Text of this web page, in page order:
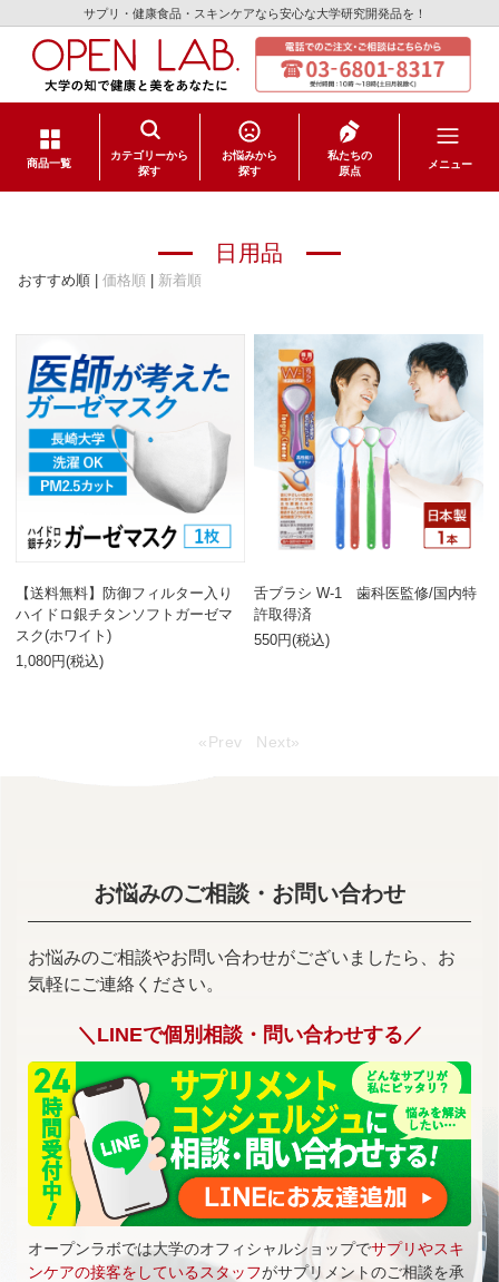
サプリ・健康食品・スキンケアなら安心な大学研究開発品を！
商品一覧
カテゴリーから
探す
健康食品
日用品
お悩みから
探す
私たちの
原点
メニュー
日用品
おすすめ順 |価格順 新着順
【送料無料】防御フィルター入り
ハイドロ銀チタンソフトガーゼマ
スク(ホワイト)
1,080円(税込)
舌ブラシ W-1 歯科医監修/国内特
許取得済
550円(税込)
«Prev Next»
お悩みのご相談・お問い合わせ
お悩みのご相談やお問い合わせがございましたら、お
気軽にご連絡ください。
＼LINEで個別相談・問い合わせする／
オープンラボでは大学のオフィシャルショップでサプリやスキ
ンケアの接客をしているスタッフがサプリメントのご相談を承